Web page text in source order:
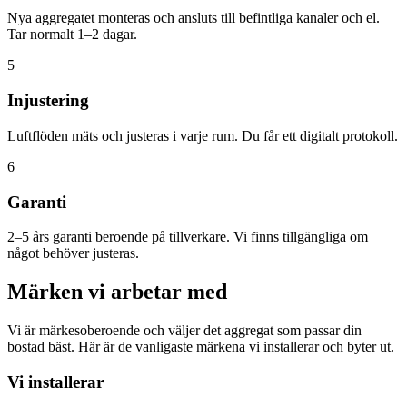
Nya aggregatet monteras och ansluts till befintliga kanaler och el.
Tar normalt 1–2 dagar.
5
Injustering
Luftflöden mäts och justeras i varje rum. Du får ett digitalt protokoll.
6
Garanti
2–5 års garanti beroende på tillverkare. Vi finns tillgängliga om
något behöver justeras.
Märken vi arbetar med
Vi är märkesoberoende och väljer det aggregat som passar din
bostad bäst. Här är de vanligaste märkena vi installerar och byter ut.
Vi installerar